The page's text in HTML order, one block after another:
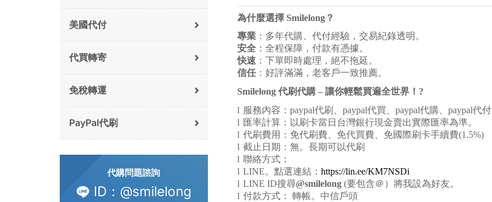
為什麼選擇 Smilelong？
專業：多年代購、代付經驗，交易紀錄透明。
安全：全程保障，付款有憑據。
快速 ：下單即時處理，絕不拖延。
信任：好評滿滿，老客戶一致推薦。
Smilelong 代刷代購 – 讓你輕鬆買遍全世界！ ?
l 服務內容：paypal代刷、paypal代買、paypal代購、paypal代付
l 匯率計算：以刷卡當日台灣銀行現金賣出實際匯率為準。
l 代刷費用：免代刷費、免代買費、免國際刷卡手續費(1.5%)
l 截止日期：無。長期可以代刷
l 聯絡方式：
l LINE。點選連結： https://lin.ee/KM7NSDi
l LINE ID搜尋@smilelong(要包含＠）將我設為好友。
l 付款方式： 轉帳。中信戶頭
美國代付
代買轉寄
免稅轉運
PayPal代刷
代購問題諮詢
ID：@smilelong